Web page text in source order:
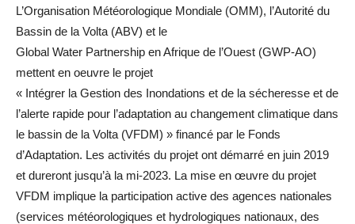
L’Organisation Météorologique Mondiale (OMM), l’Autorité du
Bassin de la Volta (ABV) et le
Global Water Partnership en Afrique de l’Ouest (GWP-AO)
mettent en oeuvre le projet
« Intégrer la Gestion des Inondations et de la sécheresse et de
l’alerte rapide pour l’adaptation au changement climatique dans
le bassin de la Volta (VFDM) » financé par le Fonds
d’Adaptation. Les activités du projet ont démarré en juin 2019
et dureront jusqu’à la mi-2023. La mise en œuvre du projet
VFDM implique la participation active des agences nationales
(services météorologiques et hydrologiques nationaux, des